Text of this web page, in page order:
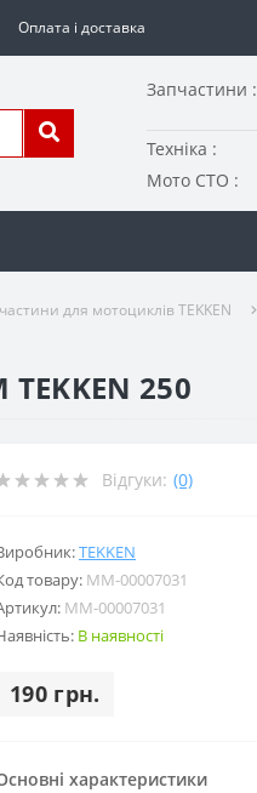
Оплата і доставка
Запчастини :
Техніка :
Мото СТО :
для мотоциклів TEKKEN
250
Відгуки: (0)
TEKKEN
товару: MM-00007031
MM-00007031
В наявності
190 грн.
характеристики